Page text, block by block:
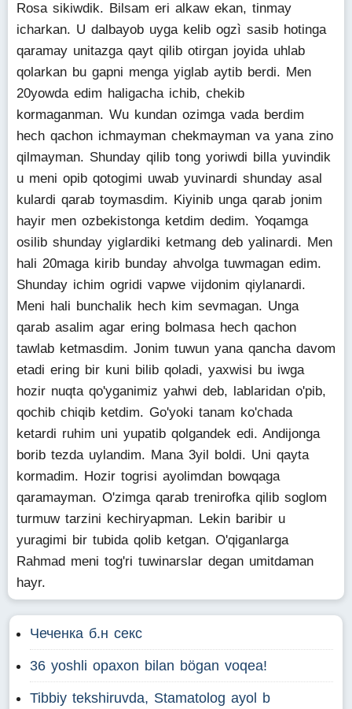
Rosa sikiwdik. Bilsam eri alkaw ekan, tinmay
icharkan. U dalbayob uyga kelib ogzì sasib hotinga
qaramay unitazga qayt qilib otirgan joyida uhlab
qolarkan bu gapni menga yiglab aytib berdi. Men
20yowda edim haligacha ichib, chekib
kormaganman. Wu kundan ozimga vada berdim
hech qachon ichmayman chekmayman va yana zino
qilmayman. Shunday qilib tong yoriwdi billa yuvindik
u meni opib qotogimi uwab yuvinardi shunday asal
kulardi qarab toymasdim. Kiyinib unga qarab jonim
hayir men ozbekistonga ketdim dedim. Yoqamga
osilib shunday yiglardiki ketmang deb yalinardi. Men
hali 20maga kirib bunday ahvolga tuwmagan edim.
Shunday ichim ogridi vapwe vijdonim qiylanardi.
Meni hali bunchalik hech kim sevmagan. Unga
qarab asalim agar ering bolmasa hech qachon
tawlab ketmasdim. Jonim tuwun yana qancha davom
etadi ering bir kuni bilib qoladi, yaxwisi bu iwga
hozir nuqta qo'yganimiz yahwi deb, lablaridan o'pib,
qochib chiqib ketdim. Go'yoki tanam ko'chada
ketardi ruhim uni yupatib qolgandek edi. Andijonga
borib tezda uylandim. Mana 3yil boldi. Uni qayta
kormadim. Hozir togrisi ayolimdan bowqaga
qaramayman. O'zimga qarab trenirofka qilib soglom
turmuw tarzini kechiryapman. Lekin baribir u
yuragimi bir tubida qolib ketgan. O'qiganlarga
Rahmad meni tog'ri tuwinarslar degan umitdaman
hayr.
Чеченка б.н секс
36 yoshli opaxon bilan bögan voqea!
Tibbiy tekshiruvda, Stamatolog ayol b